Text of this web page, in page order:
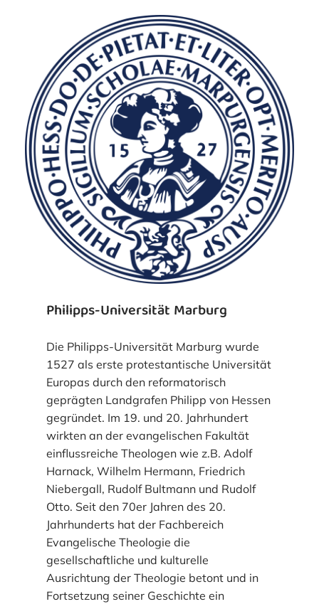
Philipps-Universität Marburg
Die Philipps-Universität Marburg wurde
1527 als erste protestantische Universität
Europas durch den reformatorisch
geprägten Landgrafen Philipp von Hessen
gegründet. Im 19. und 20. Jahrhundert
wirkten an der evangelischen Fakultät
einflussreiche Theologen wie z.B. Adolf
Harnack, Wilhelm Hermann, Friedrich
Niebergall, Rudolf Bultmann und Rudolf
Otto. Seit den 70er Jahren des 20.
Jahrhunderts hat der Fachbereich
Evangelische Theologie die
gesellschaftliche und kulturelle
Ausrichtung der Theologie betont und in
Fortsetzung seiner Geschichte ein